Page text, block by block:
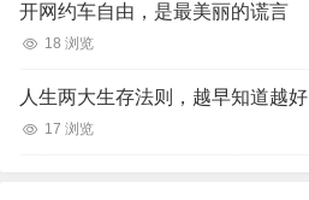
开网约车自由，是最美丽的谎言
18 浏览
人生两大生存法则，越早知道越好
17 浏览